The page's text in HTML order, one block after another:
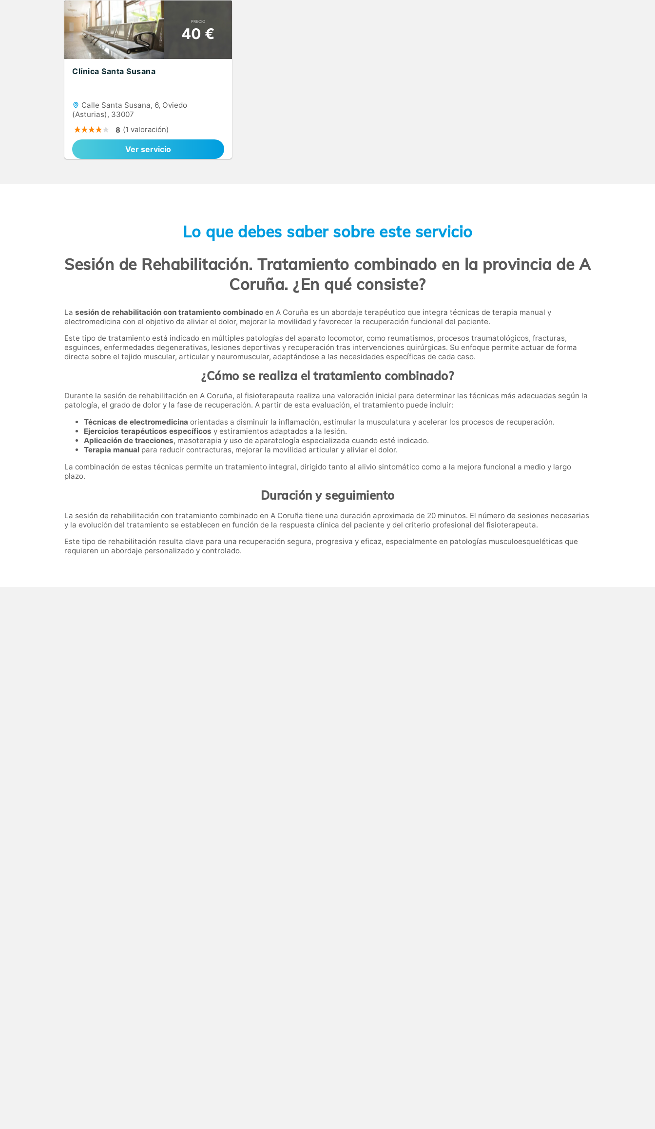
PRECIO
40 €
Clínica Santa Susana
Calle Santa Susana, 6, Oviedo
(Asturias), 33007
8 (1 valoración)
Ver servicio
Lo que debes saber sobre este servicio
Sesión de Rehabilitación. Tratamiento combinado en la provincia de A
Coruña. ¿En qué consiste?
La sesión de rehabilitación con tratamiento combinado en A Coruña es un abordaje terapéutico que integra técnicas de terapia manual y
electromedicina con el objetivo de aliviar el dolor, mejorar la movilidad y favorecer la recuperación funcional del paciente.
Este tipo de tratamiento está indicado en múltiples patologías del aparato locomotor, como reumatismos, procesos traumatológicos, fracturas,
esguinces, enfermedades degenerativas, lesiones deportivas y recuperación tras intervenciones quirúrgicas. Su enfoque permite actuar de forma
directa sobre el tejido muscular, articular y neuromuscular, adaptándose a las necesidades específicas de cada caso.
¿Cómo se realiza el tratamiento combinado?
Durante la sesión de rehabilitación en A Coruña, el fisioterapeuta realiza una valoración inicial para determinar las técnicas más adecuadas según la
patología, el grado de dolor y la fase de recuperación. A partir de esta evaluación, el tratamiento puede incluir:
Técnicas de electromedicina orientadas a disminuir la inflamación, estimular la musculatura y acelerar los procesos de recuperación.
Ejercicios terapéuticos específicos y estiramientos adaptados a la lesión.
Aplicación de tracciones, masoterapia y uso de aparatología especializada cuando esté indicado.
Terapia manual para reducir contracturas, mejorar la movilidad articular y aliviar el dolor.
La combinación de estas técnicas permite un tratamiento integral, dirigido tanto al alivio sintomático como a la mejora funcional a medio y largo
plazo.
Duración y seguimiento
La sesión de rehabilitación con tratamiento combinado en A Coruña tiene una duración aproximada de 20 minutos. El número de sesiones necesarias
y la evolución del tratamiento se establecen en función de la respuesta clínica del paciente y del criterio profesional del fisioterapeuta.
Este tipo de rehabilitación resulta clave para una recuperación segura, progresiva y eficaz, especialmente en patologías musculoesqueléticas que
requieren un abordaje personalizado y controlado.